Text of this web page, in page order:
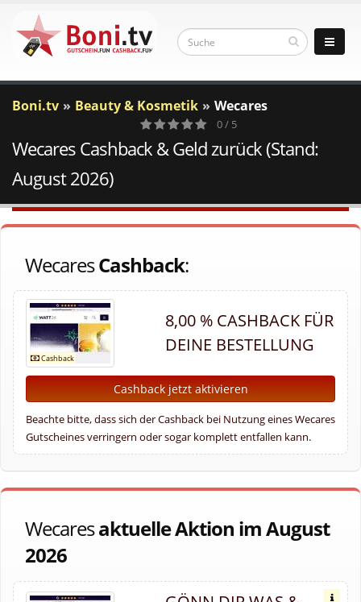
Boni.tv Beauty & Kosmetik Wecares
0
Votes
0 / 5
Wecares Cashback & Geld zurück (Stand:
August 2026)
WecaresCashback:
8,00 % CASHBACK FÜR
DEINE BESTELLUNG
Cashback jetzt aktivieren
Beachte bitte, dass sich der Cashback bei Nutzung eines Wecares
Gutscheines verringern oder sogar komplett entfallen kann.
Wecaresaktuelle Aktion im August
2026